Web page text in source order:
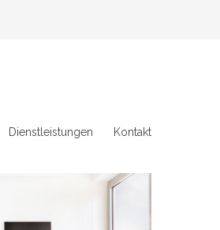
Dienstleistungen Kontakt